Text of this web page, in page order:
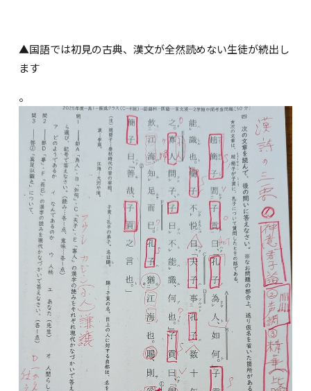
▲国語では初見の古典、漢文が全然読めない生徒が続出し
ます
。